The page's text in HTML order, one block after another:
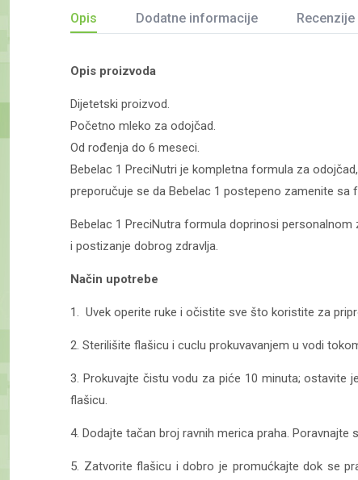
Opis Dodatne informacije Recenzije
Opis proizvoda
Dijetetski proizvod.
Početno mleko za odojčad.
Od rođenja do 6 meseci.
Bebelac 1 PreciNutri je kompletna formula za
preporučuje se da Bebelac 1 postepeno zamenite sa
Bebelac 1 PreciNutra formula doprinosi
i postizanje dobrog zdravlja.
Način upotrebe
1. Uvek operite ruke i očistite sve što koristite za
2. Sterilišite flašicu i cuclu prokuvavanjem u vodi
3. Prokuvajte čistu vodu za piće 10 minuta; ostavite
flašicu.
4. Dodajte tačan broj ravnih merica praha.
5. Zatvorite flašicu i dobro je promućkajte dok se